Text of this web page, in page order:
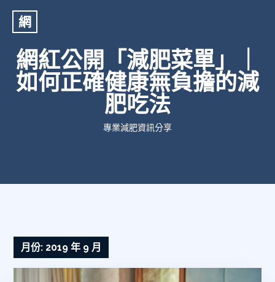
網
網紅公開「減肥菜單」｜
如何正確健康無負擔的減
肥吃法
專業減肥資訊分享
月份: 2019 年 9 月